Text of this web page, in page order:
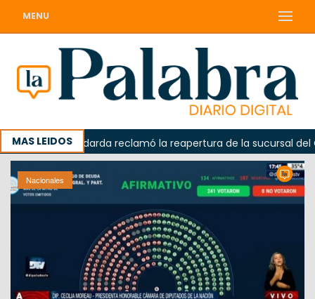
MENU
MAS LEIDOSOdarda reclamó la reapertura de la sucursal del
Nacionales